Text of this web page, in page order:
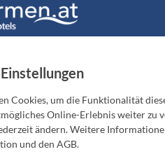
Cookies, um die Funktionalität
Online-Erlebnis weiter zu
ändern. Weitere
und den AGB.